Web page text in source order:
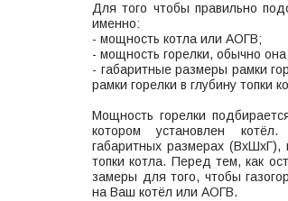
Для того чтобы правильно
именно:
- мощность котла или АОГВ;
- мощность горелки, обычно
- габаритные размеры рамки
рамки горелки в глубину топки
Мощность горелки
котором установлен
габаритных размерах
топки котла. Перед тем, как
замеры для того, чтобы
на Ваш котёл или АОГВ.